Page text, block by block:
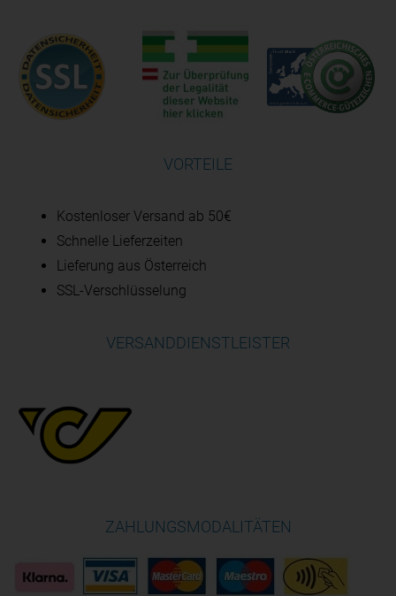
VORTEILE
Kostenloser Versand ab 50€
Schnelle Lieferzeiten
Lieferung aus Österreich
SSL-Verschlüsselung
VERSANDDIENSTLEISTER
ZAHLUNGSMODALITÄTEN